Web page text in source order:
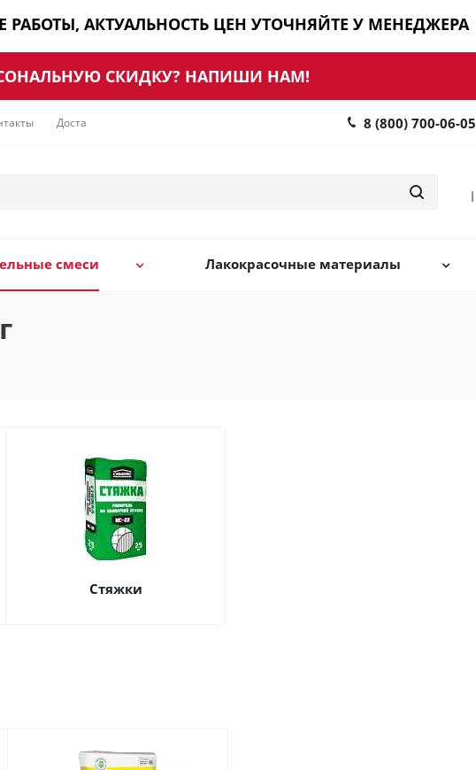
РАБОТЫ, АКТУАЛЬНОСТЬ ЦЕН УТОЧНЯЙТЕ У МЕНЕДЖЕРА
СКИДКУ? НАПИШИ НАМ!
Доставка 8 (800) 700-06-05
смеси Лакокрасочные материалы
Стяжки